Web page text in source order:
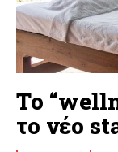
Το
το νέο